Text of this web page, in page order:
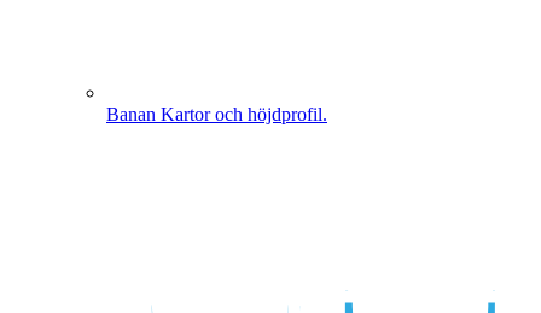
Banan Kartor och höjdprofil.